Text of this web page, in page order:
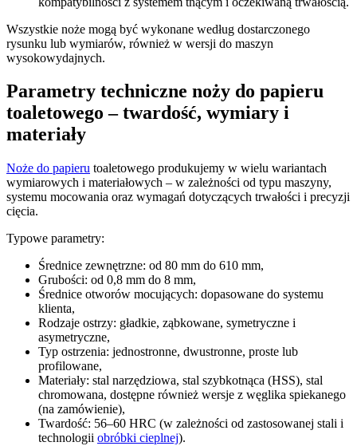
Wszystkie noże mogą być wykonane według dostarczonego
rysunku lub wymiarów, również w wersji do maszyn
wysokowydajnych.
Parametry techniczne noży do papieru
toaletowego – twardość, wymiary i
materiały
Noże do papieru toaletowego produkujemy w wielu wariantach
wymiarowych i materiałowych – w zależności od typu maszyny,
systemu mocowania oraz wymagań dotyczących trwałości i precyzji
cięcia.
Typowe parametry:
Średnice zewnętrzne: od 80 mm do 610 mm,
Grubości: od 0,8 mm do 8 mm,
Średnice otworów mocujących: dopasowane do systemu
klienta,
Rodzaje ostrzy: gładkie, ząbkowane, symetryczne i
asymetryczne,
Typ ostrzenia: jednostronne, dwustronne, proste lub
profilowane,
Materiały: stal narzędziowa, stal szybkotnąca (HSS), stal
chromowana, dostępne również wersje z węglika spiekanego
(na zamówienie),
Twardość: 56–60 HRC (w zależności od zastosowanej stali i
technologii obróbki cieplnej).